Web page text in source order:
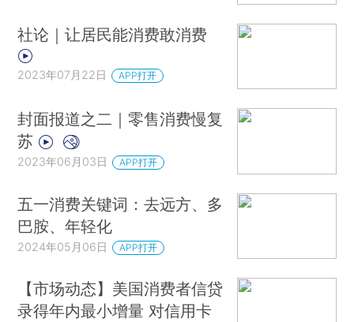
社论｜让居民能消费敢消费
2023年07月22日 APP打开
封面报道之二｜零售消费慢复
苏
2023年06月03日 APP打开
五一消费关键词：去远方、多
巴胺、年轻化
2024年05月06日 APP打开
【市场动态】美国消费者信贷
录得年内最小增量 对信用卡